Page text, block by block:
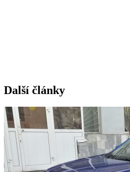
Další články